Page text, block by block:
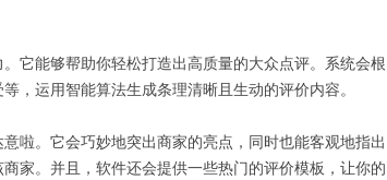
它能够帮助你轻松打造出高质量的大众点评。系统会根
，运用智能算法生成条理清晰且生动的评价内容。
啦。它会巧妙地突出商家的亮点，同时也能客观地指出
家。并且，软件还会提供一些热门的评价模板，让你的